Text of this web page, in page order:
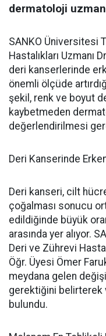
dermatoloji
SANKO Üniversitesi
Hastalıkları Uzmanı
deri kanserlerinde
önemli ölçüde
şekil, renk ve boyut
kaybetmeden
değerlendirilmesi
Deri Kanserinde
Deri kanseri, cilt
çoğalması sonucu
edildiğinde büyük
arasında yer alıyor.
Deri ve Zührevi
Öğr. Üyesi Ömer
meydana gelen
gerektiğini belirterek
bulundu.